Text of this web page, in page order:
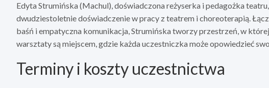
Edyta Strumińska (Machul), doświadczona reżyserka i pedagożka
dwudziestoletnie doświadczenie w pracy z teatrem i choreoterapią.
baśń i empatyczna komunikacja, Strumińska tworzy przestrzeń, w
warsztaty są miejscem, gdzie każda uczestniczka może opowiedzieć
Terminy i koszty uczestnictwa